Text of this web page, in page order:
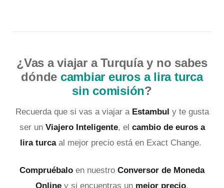
¿Vas a viajar a Turquía y no sabes
dónde cambiar euros a lira turca
sin comisión?
Recuerda que si vas a viajar a Estambul y te gusta
ser un Viajero Inteligente, el cambio de euros a
lira turcaal mejor precio está en Exact Change.
Compruébalo en nuestro Conversor de Moneda
Online y si encuentras un mejor precio,